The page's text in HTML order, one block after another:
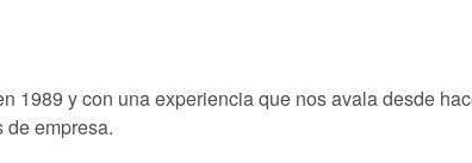
y con una experiencia que nos avala desde
empresa.